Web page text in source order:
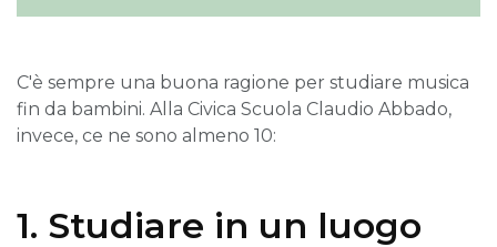
C'è sempre una buona ragione per studiare musica
fin da bambini. Alla Civica Scuola Claudio Abbado,
invece, ce ne sono almeno 10:
1. Studiare in un luogo